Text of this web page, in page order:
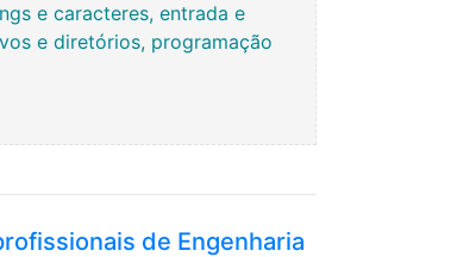
e caracteres, entrada e
e diretórios, programação
de Engenharia